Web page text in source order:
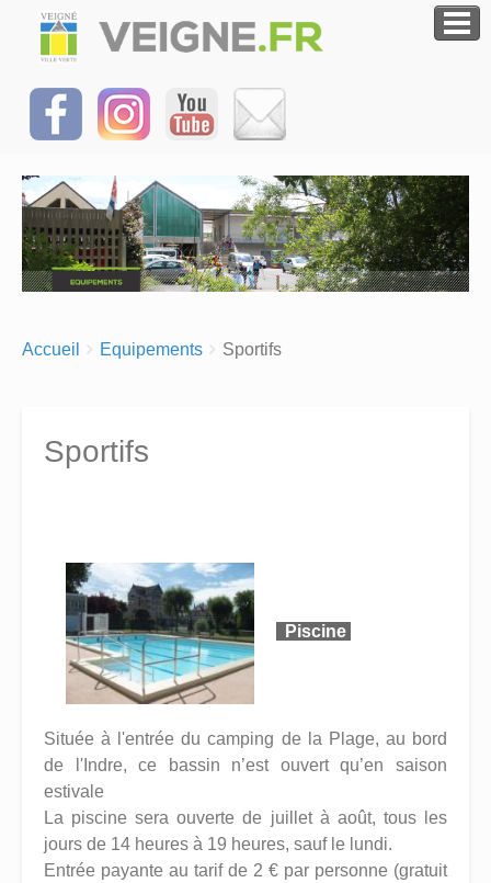
Breadcrumbs
You
Accueil Equipements Sportifs
Sportifs
Piscine
Située à l'entrée du camping de la Plage, au bord
de l'Indre, ce bassin n’est ouvert qu’en saison
estivale
La piscine sera ouverte de juillet à août, tous les
jours de 14 heures à 19 heures, sauf le lundi.
Entrée payante au tarif de 2 € par personne (gratuit